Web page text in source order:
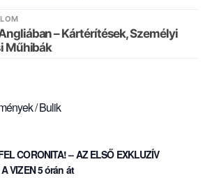
– Kártérítések, Személyi
Műhibák
/ Bulik
CORONITA! – AZ ELSŐ EXKLUZÍV
VIZEN 5 órán át